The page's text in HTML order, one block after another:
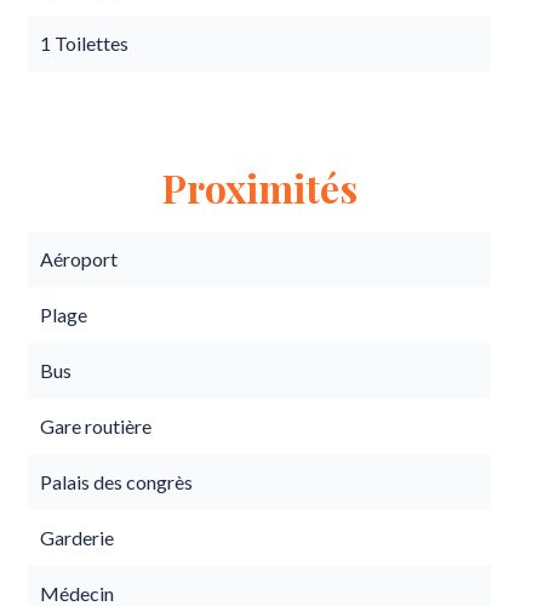
1 Toilettes
Proximités
Aéroport
Plage
Bus
Gare routière
Palais des congrès
Garderie
Médecin